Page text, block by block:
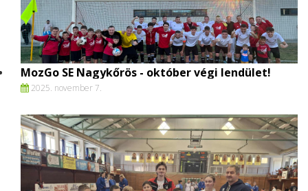
MozGo SE Nagykőrös - október végi lendület!
2025. november 7.